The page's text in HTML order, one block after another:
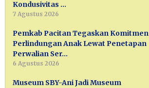
Kondusivitas …
7 Agustus 2026
Pemkab Pacitan Tegaskan Komitmen
Perlindungan Anak Lewat Penetapan
Perwalian Ser…
6 Agustus 2026
Museum SBY-Ani Jadi Museum